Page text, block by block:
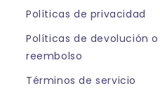
Políticas de privacidad
Políticas de devolución o
reembolso
Términos de servicio